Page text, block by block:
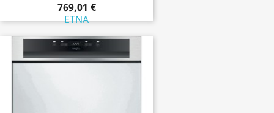
769,01 €
ETNA